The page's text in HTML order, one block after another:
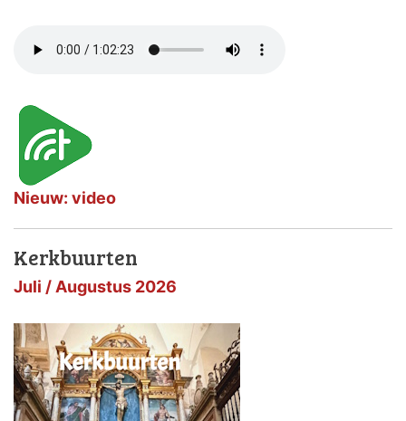
Nieuw: video
Kerkbuurten
Juli / Augustus 2026